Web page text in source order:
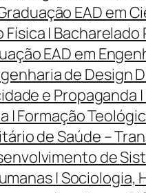
EAD em
| Bacharelado
EAD em
de Design
e Propaganda
| Formação
de Saúde –
de
| Sociologia,